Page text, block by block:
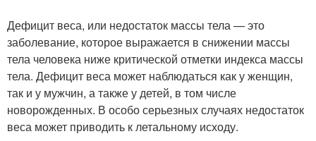
Дефицит веса, или недостаток массы тела — это
заболевание, которое выражается в снижении массы
тела человека ниже критической отметки индекса массы
тела. Дефицит веса может наблюдаться как у женщин,
так и у мужчин, а также у детей, в том числе
новорожденных. В особо серьезных случаях недостаток
веса может приводить к летальному исходу.